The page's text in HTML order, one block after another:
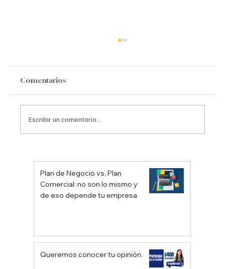
Comentarios
Escribir un comentario...
Plan de Negocio vs. Plan
Comercial: no son lo mismo y
de eso depende tu empresa
Queremos conocer tu opinión.